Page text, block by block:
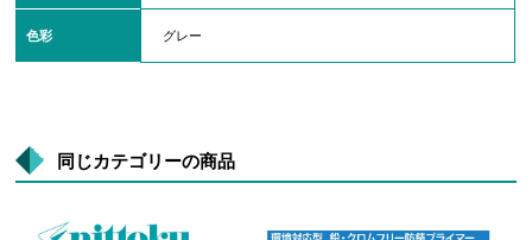
色彩 グレー
同じカテゴリーの商品